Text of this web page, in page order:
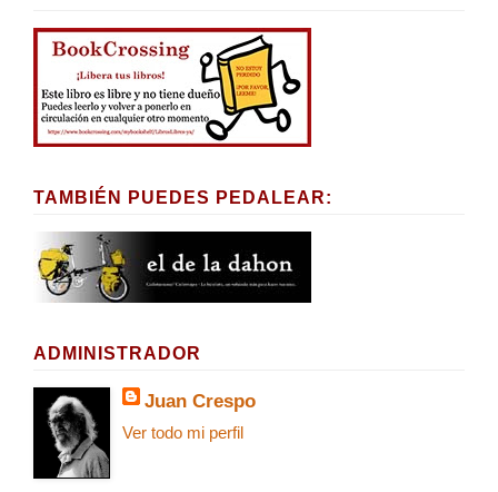
TAMBIÉN PUEDES PEDALEAR:
ADMINISTRADOR
Juan Crespo
Ver todo mi perfil